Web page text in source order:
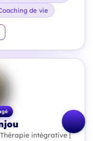
de vie
intégrative |